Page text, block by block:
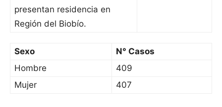
presentan residencia en
Región del Biobío.
Sexo
N° Casos
Hombre
409
Mujer
407